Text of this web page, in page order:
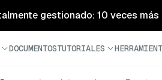
gestionado: 10 veces más
DOCUMENTOSTUTORIALES